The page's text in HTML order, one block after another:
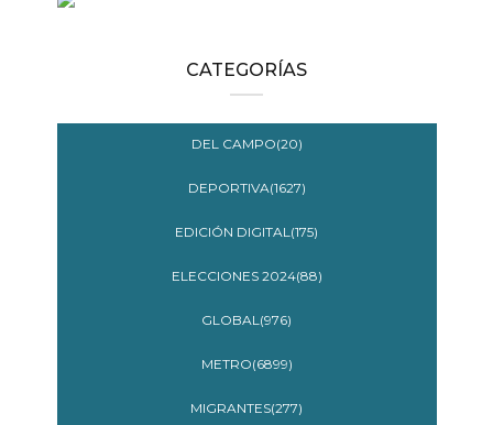
CATEGORÍAS
DEL CAMPO(20)
DEPORTIVA(1627)
EDICIÓN DIGITAL(175)
ELECCIONES 2024(88)
GLOBAL(976)
METRO(6899)
MIGRANTES(277)